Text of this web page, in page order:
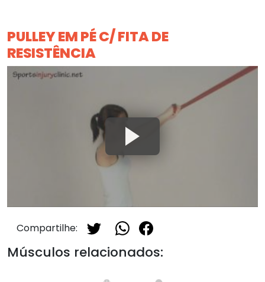
PULLEY EM PÉ C/ FITA DE
RESISTÊNCIA
Compartilhe:
Músculos relacionados: